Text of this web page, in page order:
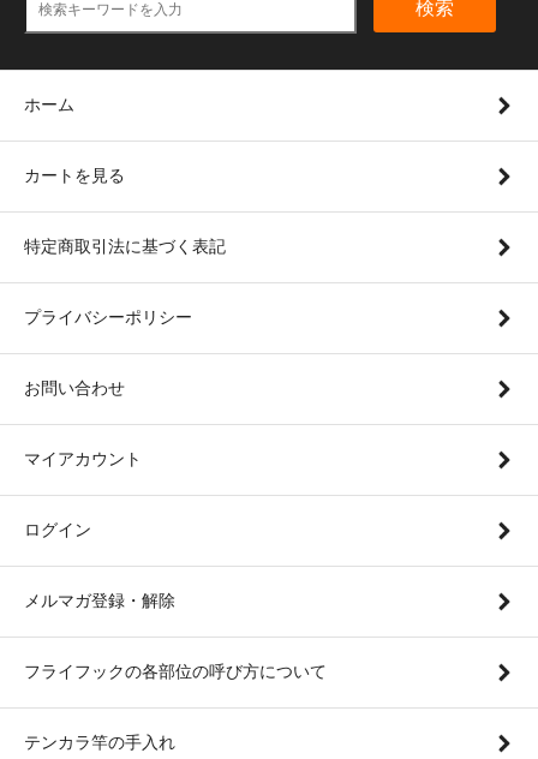
検索
ホーム
カートを見る
特定商取引法に基づく表記
プライバシーポリシー
お問い合わせ
マイアカウント
ログイン
メルマガ登録・解除
フライフックの各部位の呼び方について
テンカラ竿の手入れ